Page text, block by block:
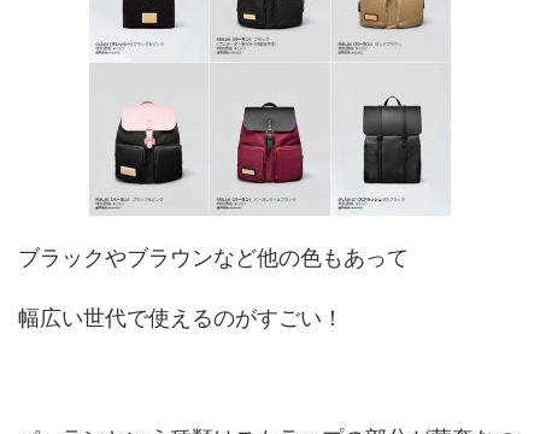
ブラックやブラウンなど他の色もあって
幅広い世代で使えるのがすごい！